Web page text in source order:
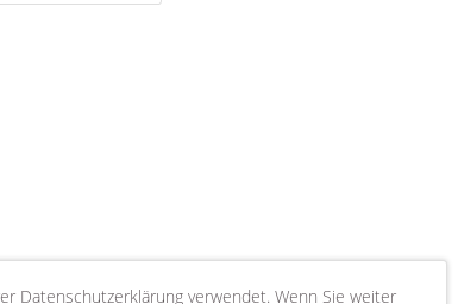
Datenschutzerklärung verwendet. Wenn Sie weiter